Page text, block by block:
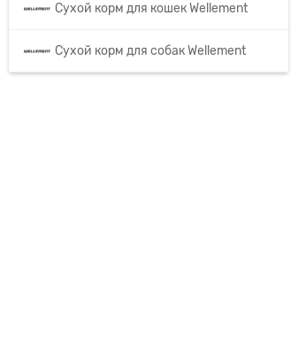
Сухой корм для кошек Wellement
Сухой корм для собак Wellement